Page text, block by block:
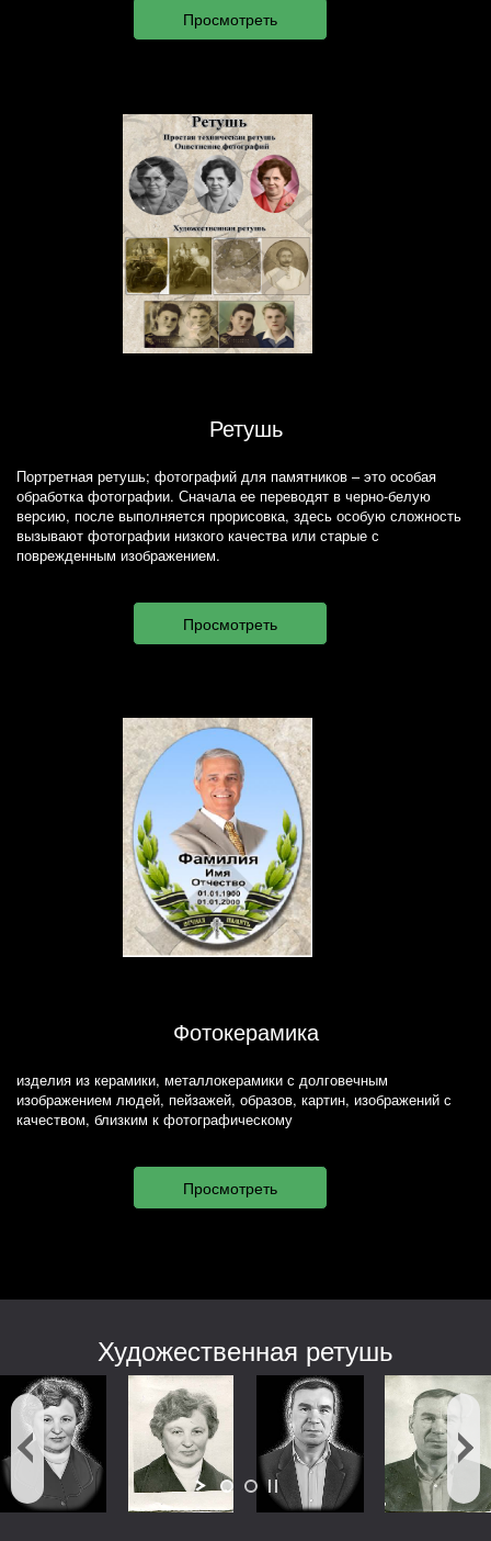
Ретушь
Портретная ретушь; фотографий для памятников – это особая
обработка фотографии. Сначала ее переводят в черно-белую
версию, после выполняется прорисовка, здесь особую сложность
вызывают фотографии низкого качества или старые с
поврежденным изображением.
Фотокерамика
изделия из керамики, металлокерамики с долговечным
изображением людей, пейзажей, образов, картин, изображений с
качеством, близким к фотографическому
Художественная ретушь